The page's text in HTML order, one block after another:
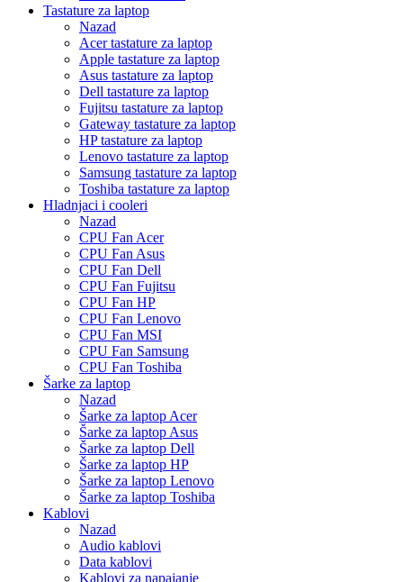
Tastature za laptop
Nazad
Acer tastature za laptop
Apple tastature za laptop
Asus tastature za laptop
Dell tastature za laptop
Fujitsu tastature za laptop
Gateway tastature za laptop
HP tastature za laptop
Lenovo tastature za laptop
Samsung tastature za laptop
Toshiba tastature za laptop
Hladnjaci i cooleri
Nazad
CPU Fan Acer
CPU Fan Asus
CPU Fan Dell
CPU Fan Fujitsu
CPU Fan HP
CPU Fan Lenovo
CPU Fan MSI
CPU Fan Samsung
CPU Fan Toshiba
Šarke za laptop
Nazad
Šarke za laptop Acer
Šarke za laptop Asus
Šarke za laptop Dell
Šarke za laptop HP
Šarke za laptop Lenovo
Šarke za laptop Toshiba
Kablovi
Nazad
Audio kablovi
Data kablovi
Kablovi za napajanje